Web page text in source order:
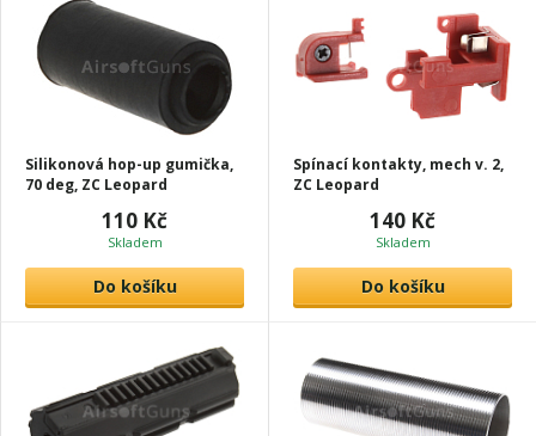
Silikonová hop-up gumička,
70 deg, ZC Leopard
110 Kč
Skladem
Do košíku
Spínací kontakty, mech v. 2,
ZC Leopard
140 Kč
Skladem
Do košíku